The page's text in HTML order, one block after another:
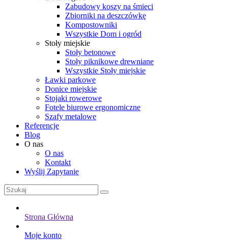
Zabudowy koszy na śmieci
Zbiorniki na deszczówkę
Kompostowniki
Wszystkie Dom i ogród
Stoły miejskie
Stoły betonowe
Stoły piknikowe drewniane
Wszystkie Stoły miejskie
Ławki parkowe
Donice miejskie
Stojaki rowerowe
Fotele biurowe ergonomiczne
Szafy metalowe
Referencje
Blog
O nas
O nas
Kontakt
Wyślij Zapytanie
Strona Główna
Moje konto